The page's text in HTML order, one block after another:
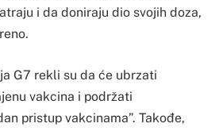
i da doniraju dio svojih doza,
G7 rekli su da će ubrzati
vakcina i podržati
pristup vakcinama”. Takođe,